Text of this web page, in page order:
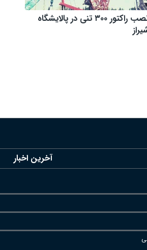
نصب راکتور ۳۰۰ تنی در پالایشگاه
آخرین اخبار